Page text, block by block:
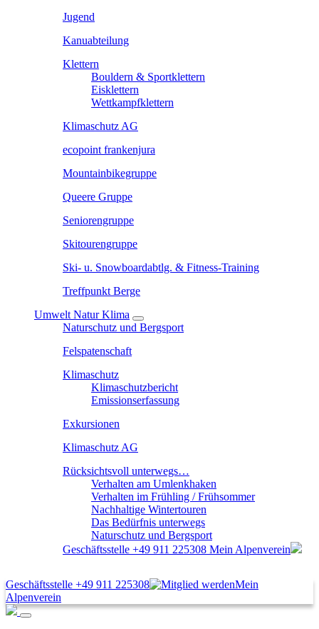
Jugend
Kanuabteilung
Klettern
Bouldern & Sportklettern
Eisklettern
Wettkampfklettern
Klimaschutz AG
ecopoint frankenjura
Mountainbikegruppe
Queere Gruppe
Seniorengruppe
Skitourengruppe
Ski- u. Snowboardabtlg. & Fitness-Training
Treffpunkt Berge
Umwelt Natur Klima
Naturschutz und Bergsport
Felspatenschaft
Klimaschutz
Klimaschutzbericht
Emissionserfassung
Exkursionen
Klimaschutz AG
Rücksichtsvoll unterwegs…
Verhalten am Umlenkhaken
Verhalten im Frühling / Frühsommer
Nachhaltige Wintertouren
Das Bedürfnis unterwegs
Naturschutz und Bergsport
Geschäftsstelle +49 911 225308 Mein Alpenverein
Geschäftsstelle +49 911 225308
Mein
Alpenverein